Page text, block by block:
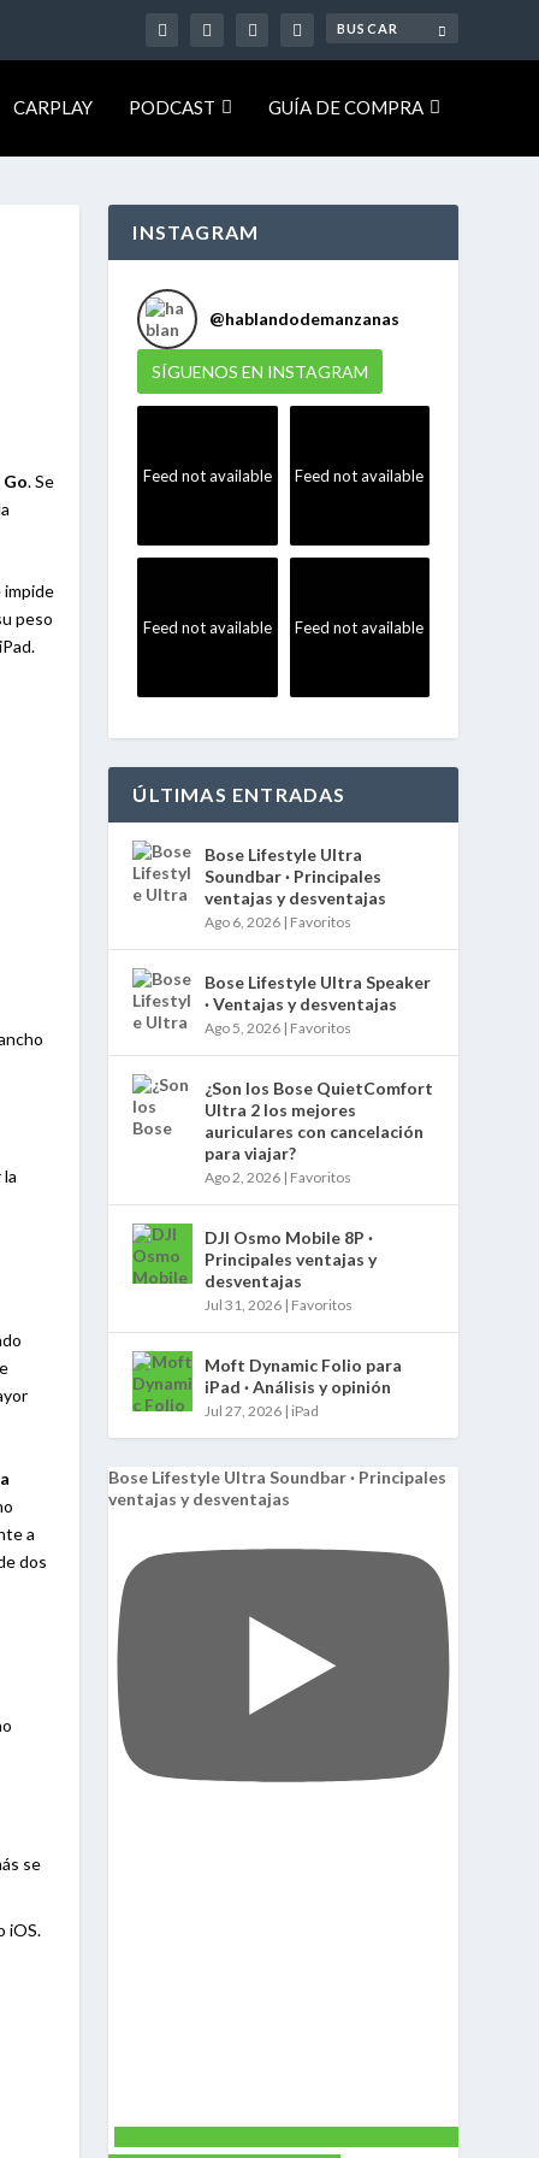
CARPLAY PODCAST GUÍA DE COMPRA
Go. Se
impide
peso
a
dos
se
iOS.
INSTAGRAM
@hablandodemanzanas
SÍGUENOS EN INSTAGRAM
Feed not available Feed not available
Feed not available Feed not available
ÚLTIMAS ENTRADAS
Bose Lifestyle Ultra
Soundbar · Principales
ventajas y desventajas
Ago 6, 2026 | Favoritos
Bose Lifestyle Ultra Speaker
· Ventajas y desventajas
Ago 5, 2026 | Favoritos
¿Son los Bose QuietComfort
Ultra 2 los mejores
auriculares con cancelación
para viajar?
Ago 2, 2026 | Favoritos
DJI Osmo Mobile 8P ·
Principales ventajas y
desventajas
Jul 31, 2026 | Favoritos
Moft Dynamic Folio para
iPad · Análisis y opinión
Jul 27, 2026 | iPad
Bose Lifestyle Ultra Soundbar · Principales
ventajas y desventajas